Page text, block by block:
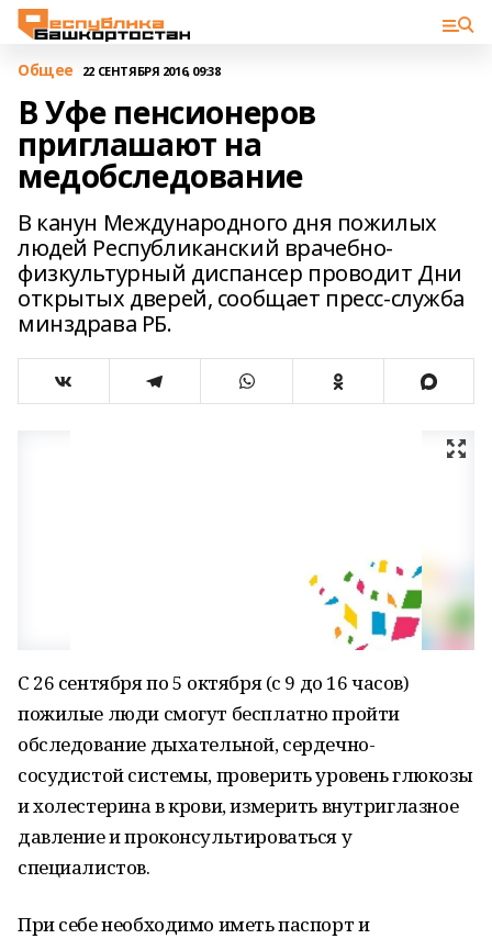
Общее 22 СЕНТЯБРЯ 2016, 09:38
В Уфе пенсионеров
приглашают на
медобследование
В канун Международного дня пожилых
людей Республиканский врачебно-
физкультурный диспансер проводит Дни
открытых дверей, сообщает пресс-служба
минздрава РБ.
С 26 сентября по 5 октября (с 9 до 16 часов)
пожилые люди смогут бесплатно пройти
обследование дыхательной, сердечно-
сосудистой системы, проверить уровень глюкозы
и холестерина в крови, измерить внутриглазное
давление и проконсультироваться у
специалистов.
При себе необходимо иметь паспорт и